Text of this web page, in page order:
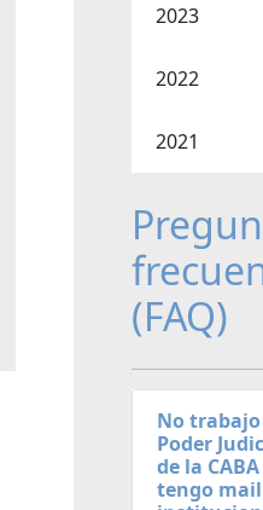
2023
2022
2021
(FAQ)
No trabajo
Poder
de la
tengo mail